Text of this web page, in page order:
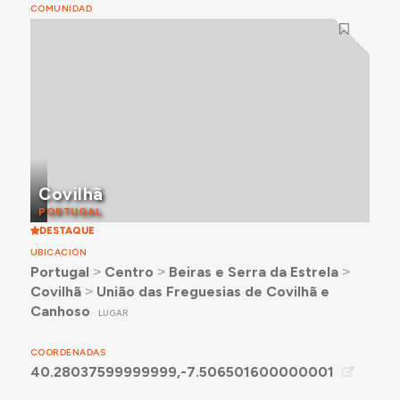
COMUNIDAD
Covilhã
PORTUGAL
DESTAQUE
UBICACIÓN
Portugal ˃ Centro ˃ Beiras e Serra da Estrela˃
Covilhã˃ União das Freguesias de Covilhã e
Canhoso
LUGAR
COORDENADAS
40.28037599999999,-7.506501600000001